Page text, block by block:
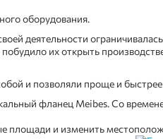
оборудования.
деятельности
их открыть
и позволяли проще и
фланец Meibes. Со
и изменить